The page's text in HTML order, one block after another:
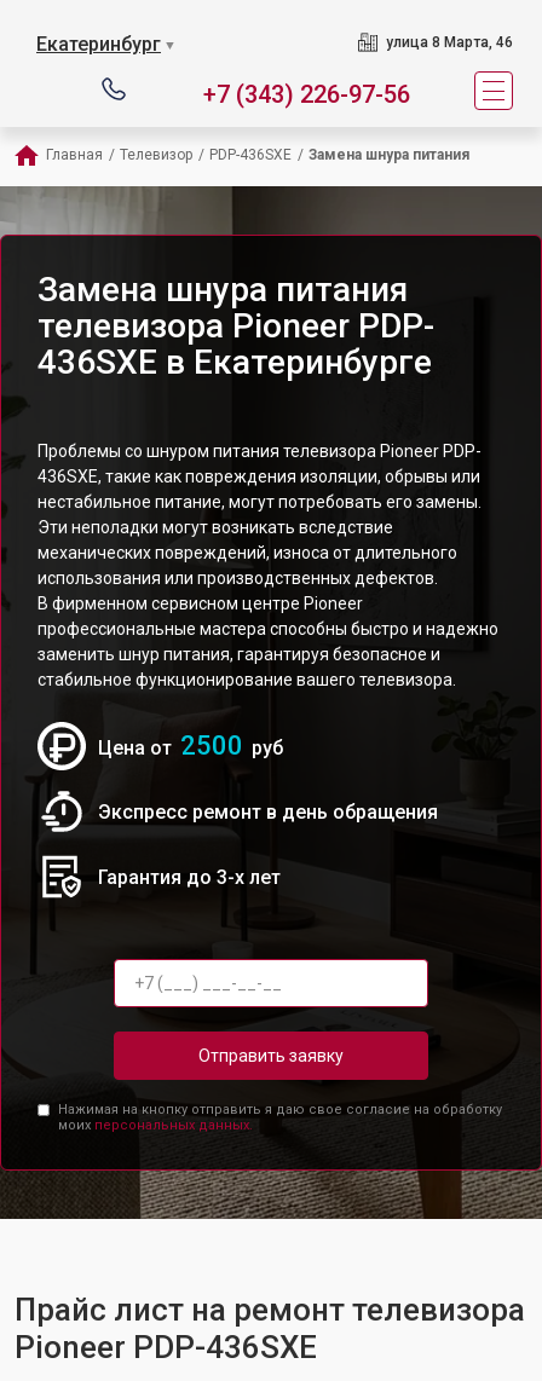
Екатеринбург ▼ улица 8 Марта, 46
+7 (343) 226-97-56
Главная / Телевизор / PDP-436SXE / Замена шнура питания
Замена шнура питания
телевизора Pioneer PDP-
436SXE в Екатеринбурге
Проблемы со шнуром питания телевизора Pioneer PDP-
436SXE, такие как повреждения изоляции, обрывы или
нестабильное питание, могут потребовать его замены.
Эти неполадки могут возникать вследствие
механических повреждений, износа от длительного
использования или производственных дефектов.
В фирменном сервисном центре Pioneer
профессиональные мастера способны быстро и надежно
заменить шнур питания, гарантируя безопасное и
стабильное функционирование вашего телевизора.
Цена от 2500 руб
Экспресс ремонт в день обращения
Гарантия до 3-х лет
Отправить заявку
Нажимая на кнопку отправить я даю свое согласие на обработку
моих персональных данных.
Прайс лист на ремонт телевизора
Pioneer PDP-436SXE